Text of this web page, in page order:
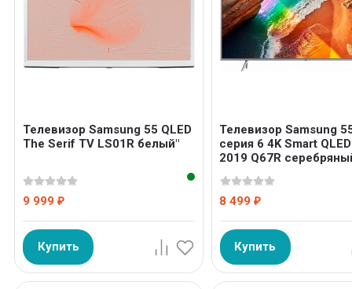
Телевизор Samsung 55 QLED
The Serif TV LS01R белый"
9 999₽
Купить
Телевизор Samsung
серия 6 4K Smart
2019 Q67R
8 499₽
Купить